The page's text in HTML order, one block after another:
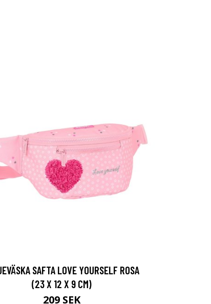
SAFTA LOVE YOURSELF ROSA
(23 X 12 X 9 CM)
209 SEK